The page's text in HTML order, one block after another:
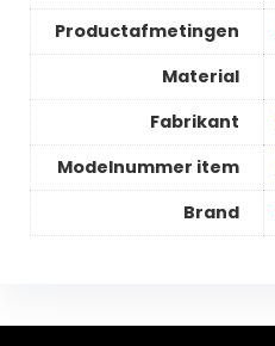
Productafmetingen
Material
Fabrikant
Modelnummer item
Brand